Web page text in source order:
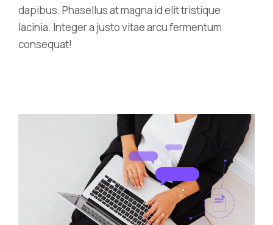
dapibus. Phasellus at magna id elit tristique
lacinia. Integer a justo vitae arcu fermentum
consequat!